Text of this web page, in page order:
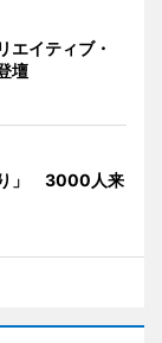
エイティブ・
壇
り」 3000人来